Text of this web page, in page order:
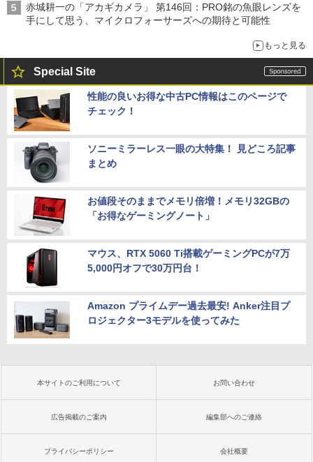
赤城耕一の「アカギカメラ」 第146回：PRO銘の魚眼レンズを
手にして思う、マイクロフォーサーズへの期待と可能性
もっと見る
Special Site
性能の良いお得な中古PC情報はこのページで
チェック！
ソニーミラーレス一眼の大特集！ 見どころ記事
まとめ
お値段そのままでメモリ倍増！メモリ32GBの
「お得なゲーミングノート」
マウス、RTX 5060 Ti搭載ゲーミングPCが7万
5,000円オフで30万円台！
Amazon プライムデー過去最安! Anker注目プ
ロジェクター3モデルを使ってみた
本サイトのご利用について お問い合わせ
広告掲載のご案内 編集部へのご連絡
プライバシーポリシー 会社概要